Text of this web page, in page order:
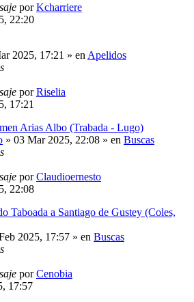
porKcharriere
22:20
2025, 17:21 » en Apelidos
porRiselia
17:21
Arias Albo (Trabada - Lugo)
» 03 Mar 2025, 22:08 » en Buscas
porClaudioernesto
22:08
Taboada a Santiago de Gustey (Coles,
2025, 17:57 » en Buscas
porCenobia
17:57